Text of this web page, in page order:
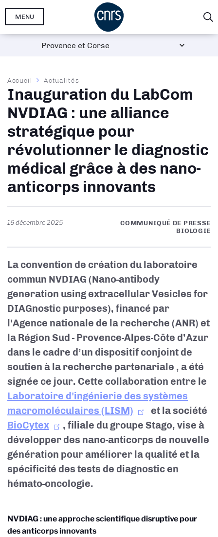
Aller
MENU
Fil
d'Ariane
Accueil Actualités
Inauguration du LabCom
NVDIAG : une alliance
stratégique pour
révolutionner le diagnostic
médical grâce à des nano-
anticorps innovants
16 décembre 2025
COMMUNIQUÉ DE PRESSE
BIOLOGIE
La convention de création du laboratoire
commun NVDIAG (Nano-antibody
generation using extracellular Vesicles for
DIAGnostic purposes), financé par
l'Agence nationale de la recherche (ANR) et
la Région Sud - Provence-Alpes-Côte d’Azur
dans le cadre d’un dispositif conjoint de
soutien à la recherche partenariale , a été
signée ce jour. Cette collaboration entre le
Laboratoire d'ingénierie des systèmes
macromoléculaires (LISM)
et la société
BioCytex
, filiale du groupe Stago, vise à
développer des nano-anticorps de nouvelle
génération pour améliorer la qualité et la
spécificité des tests de diagnostic en
hémato-oncologie.
NVDIAG : une approche scientifique disruptive pour
des anticorps innovants